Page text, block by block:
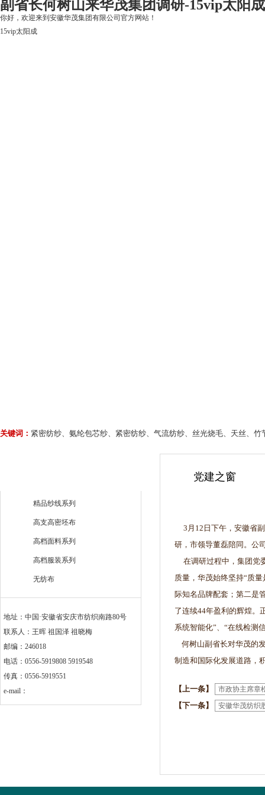
副省长何树山来华茂集团调研-15vip太阳成
你好，欢迎来到安徽华茂集团有限公司官方网站！
15vip太阳成
关键词： 紧密纺纱、氨纶包芯纱、紧密纺纱、气流纺纱、丝光烧毛、天丝、
精品纱线系列
高支高密坯布
高档面料系列
高档服装系列
无纺布
地址：中国·安徽省安庆市纺织南路80号
联系人：王晖 祖国泽 祖晓梅
邮编：246018
电话：0556-5919808 5919548
传真：0556-5919551
e-mail：
党建之窗
3月12日下午，安徽省副
研，市领导董磊陪同。公
在调研过程中，集团党
质量，华茂始终坚持“质
际知名品牌配套；第二是
了连续44年盈利的辉煌。
系统智能化”、“在线检测
何树山副省长对华茂的
制造和国际化发展道路，
【上一条】 市政协主席章
【下一条】 安徽华茂纺织